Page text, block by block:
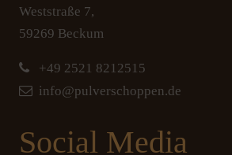
Weststraße 7,
59269 Beckum
+49 2521 8212515
info@pulverschoppen.de
Social Media